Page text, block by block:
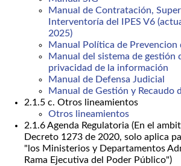
Manual de Contratación,
Interventoría del IPES V6
2025)
Manual Política de
Manual del sistema de gestión
privacidad de la información
Manual de Defensa Judicial
Manual de Gestión y Recaudo
2.1.5 c. Otros lineamientos
Otros lineamientos
2.1.6 Agenda Regulatoria (En el
Decreto 1273 de 2020, solo aplica
"los Ministerios y Departamentos
Rama Ejecutiva del Poder Público")